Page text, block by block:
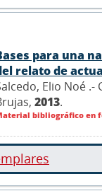
para una
relato de
Elio Noé
2013.
bibliográfico en